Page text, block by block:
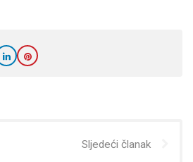
Sljedeći članak